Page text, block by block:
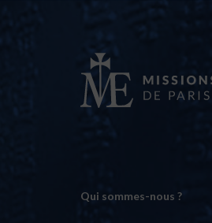
Qui sommes-nous ?